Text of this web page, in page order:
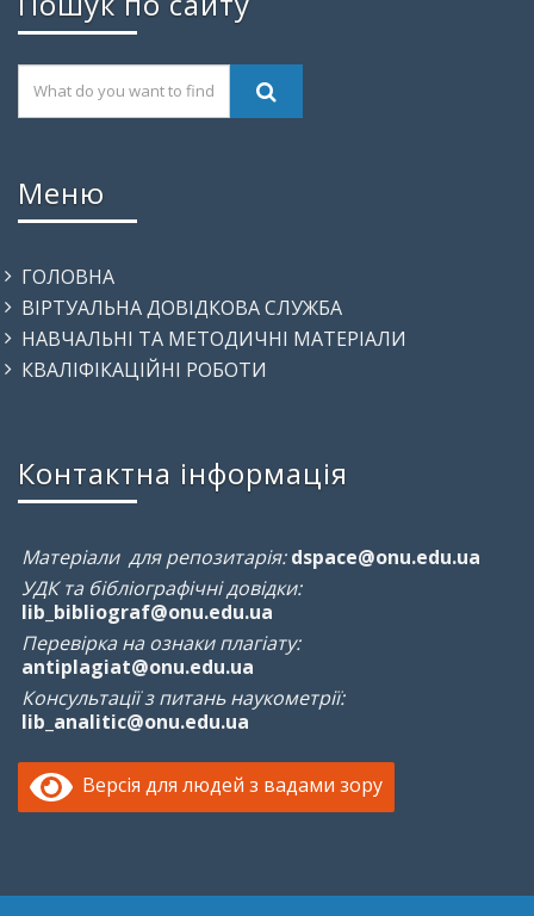
Меню
ГОЛОВНА
ВІРТУАЛЬНА ДОВІДКОВА СЛУЖБА
НАВЧАЛЬНІ ТА МЕТОДИЧНІ МАТЕРІАЛИ
КВАЛІФІКАЦІЙНІ РОБОТИ
Контактна інформація
Матеріали для репозитарія: dspace@onu.edu.ua
УДК та бібліографічні довідки:
lib_bibliograf@onu.edu.ua
Перевірка на ознаки плагіату:
antiplagiat@onu.edu.ua
Консультації з питань наукометрії:
lib_analitic@onu.edu.ua
Версія для людей з вадами зору